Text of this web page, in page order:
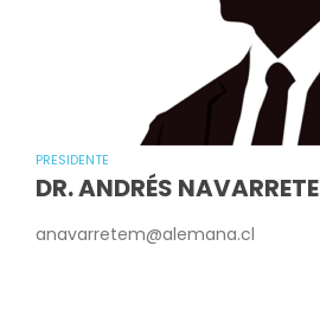
PRESIDENTE
DR. ANDRÉS NAVARRETE
anavarretem@alemana.cl